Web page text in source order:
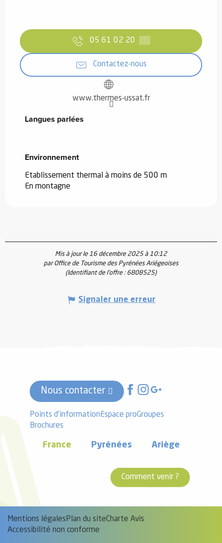
05 61 02 20 ▒▒
Contactez-nous
www.thermes-ussat.fr
Langues parlées
Langues parlées
Environnement
Environnement
Etablissement thermal à moins de 500 m
En montagne
Mis à jour le 16 décembre 2025 à 10:12
par Office de Tourisme des Pyrénées Ariégeoises
(Identifiant de l'offre : 6808525)
Signaler une erreur
Nous contacter
Points d'informationEspace proGroupes
Brochures
France Pyrénées Ariège
Comment venir ?
Mentions légales Plan du siteCharte Avis
Accessibilité non conforme